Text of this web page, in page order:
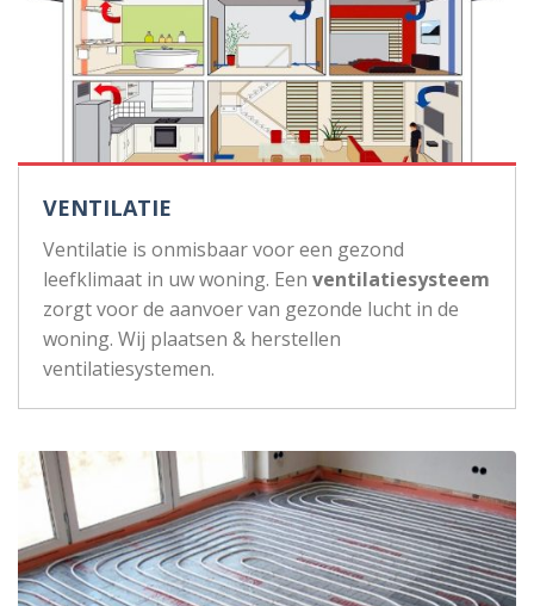
VENTILATIE
Ventilatie is onmisbaar voor een gezond
leefklimaat in uw woning. Een ventilatiesysteem
zorgt voor de aanvoer van gezonde lucht in de
woning. Wij plaatsen & herstellen
ventilatiesystemen.